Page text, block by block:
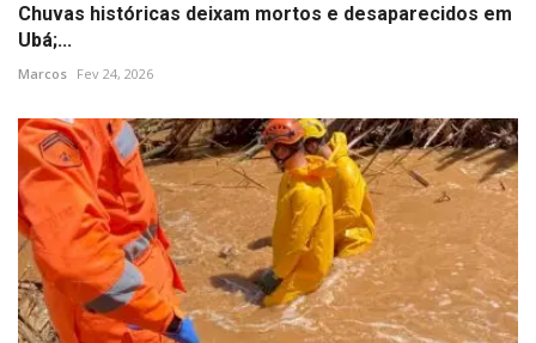
Chuvas históricas deixam mortos e desaparecidos em
Ubá;...
Marcos Fev 24, 2026